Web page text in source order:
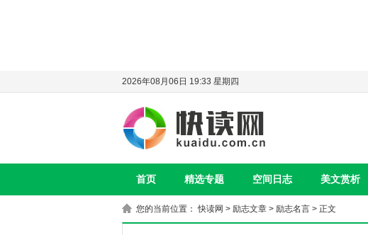
2026年08月06日 19:33 星期四
首页 精选专题 空间日志 美文赏析
您的当前位置：快读网 > 励志文章 > 励志名言 > 正文